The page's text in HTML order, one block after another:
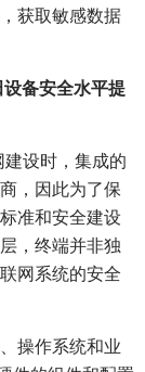
获取敏感数据
备安全水平提
设时，集成的
，因此为了保
准和安全建设
，终端并非独
网系统的安全
操作系统和业